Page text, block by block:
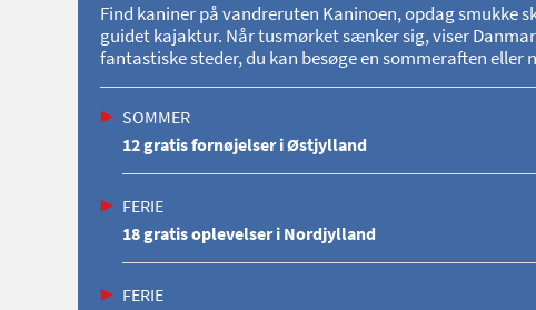
Find kaniner på vandreruten Kaninoen, opdag smukke
guidet kajaktur. Når tusmørket sænker sig, viser
fantastiske steder, du kan besøge en sommeraften eller
SOMMER
12 gratis fornøjelser i Østjylland
FERIE
18 gratis oplevelser i Nordjylland
FERIE